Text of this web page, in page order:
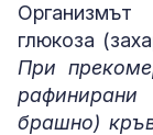
Организмът
глюкоза
При
рафинирани
брашно)